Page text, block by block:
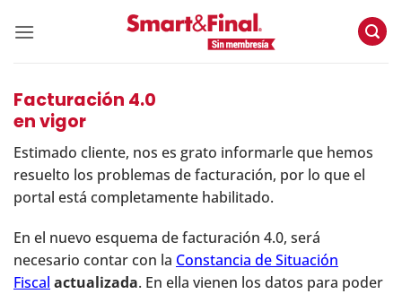
Facturación 4.0
en vigor
Estimado cliente, nos es grato informarle que hemos
resuelto los problemas de facturación, por lo que el
portal está completamente habilitado.
En el nuevo esquema de facturación 4.0, será
necesario contar con la Constancia de Situación
Fiscal actualizada. En ella vienen los datos para poder